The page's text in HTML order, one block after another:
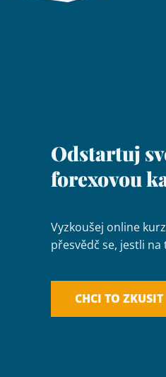
Odstartuj
forexovou
Vyzkoušej online
přesvědč se, jestli na
CHCI TO ZKUSIT